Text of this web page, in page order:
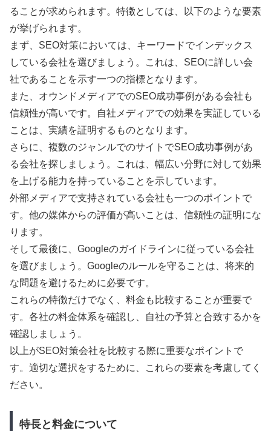
ることが求められます。特徴としては、以下のような要素
が挙げられます。
まず、SEO対策においては、キーワードでインデックス
している会社を選びましょう。これは、SEOに詳しい会
社であることを示す一つの指標となります。
また、オウンドメディアでのSEO成功事例がある会社も
信頼性が高いです。自社メディアでの効果を実証している
ことは、実績を証明するものとなります。
さらに、複数のジャンルでのサイトでSEO成功事例があ
る会社を探しましょう。これは、幅広い分野に対して効果
を上げる能力を持っていることを示しています。
外部メディアで支持されている会社も一つのポイントで
す。他の媒体からの評価が高いことは、信頼性の証明にな
ります。
そして最後に、Googleのガイドラインに従っている会社
を選びましょう。Googleのルールを守ることは、将来的
な問題を避けるために必要です。
これらの特徴だけでなく、料金も比較することが重要で
す。各社の料金体系を確認し、自社の予算と合致するかを
確認しましょう。
以上がSEO対策会社を比較する際に重要なポイントで
す。適切な選択をするために、これらの要素を考慮してく
ださい。
特長と料金について